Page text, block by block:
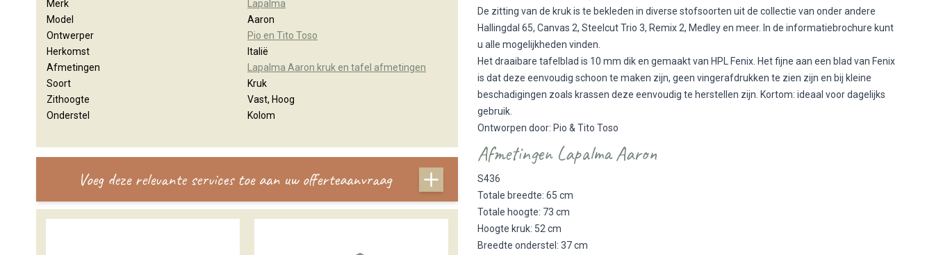
Merk
Lapalma
Model
Aaron
Ontwerper
Pio en Tito Toso
Herkomst
Italië
Afmetingen
Lapalma Aaron kruk en tafel afmetingen
Soort
Kruk
Zithoogte
Vast, Hoog
Onderstel
Kolom
Voeg deze relevante services toe aan uw offerteaanvraag
De zitting van de kruk is te bekleden in diverse stofsoorten uit de collectie van onder andere
Hallingdal 65, Canvas 2, Steelcut Trio 3, Remix 2, Medley en meer. In de informatiebrochure kunt
u alle mogelijkheden vinden.
Het draaibare tafelblad is 10 mm dik en gemaakt van HPL Fenix. Het fijne aan een blad van Fenix
is dat deze eenvoudig schoon te maken zijn, geen vingerafdrukken te zien zijn en bij kleine
beschadigingen zoals krassen deze eenvoudig te herstellen zijn. Kortom: ideaal voor dagelijks
gebruik.
Ontworpen door: Pio & Tito Toso
Afmetingen Lapalma Aaron
S436
Totale breedte: 65 cm
Totale hoogte: 73 cm
Hoogte kruk: 52 cm
Breedte onderstel: 37 cm